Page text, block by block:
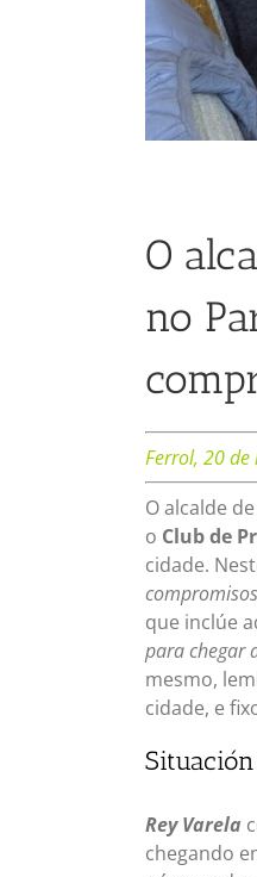
O
no
Ferrol, 20
O alcalde
o Club de
cidade.
que inclúe
para chegar
mesmo,
cidade, e
Rey Varela
chegando